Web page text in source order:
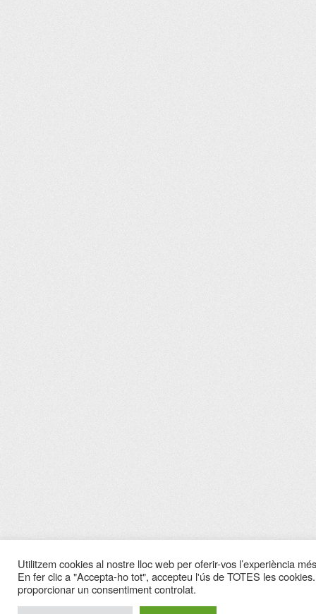
Utilitzem cookies al nostre lloc web per oferir-vos l’experiència
En fer clic a "Accepta-ho tot", accepteu l'ús de TOTES les
proporcionar un consentiment controlat.